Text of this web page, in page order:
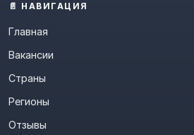
📄 НАВИГАЦИЯ
Главная
Вакансии
Страны
Регионы
Отзывы